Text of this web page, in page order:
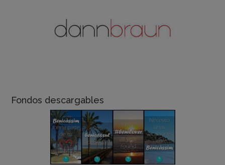
Fondos descargables